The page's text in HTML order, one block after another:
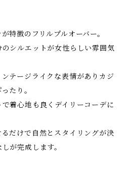
特徴のフリルプルオーバー。
シルエットが女性らしい雰囲気
テージライクな表情がありカジ
たり。
着心地も良くデイリーコーデに
だけで自然とスタイリングが決
が完成します。